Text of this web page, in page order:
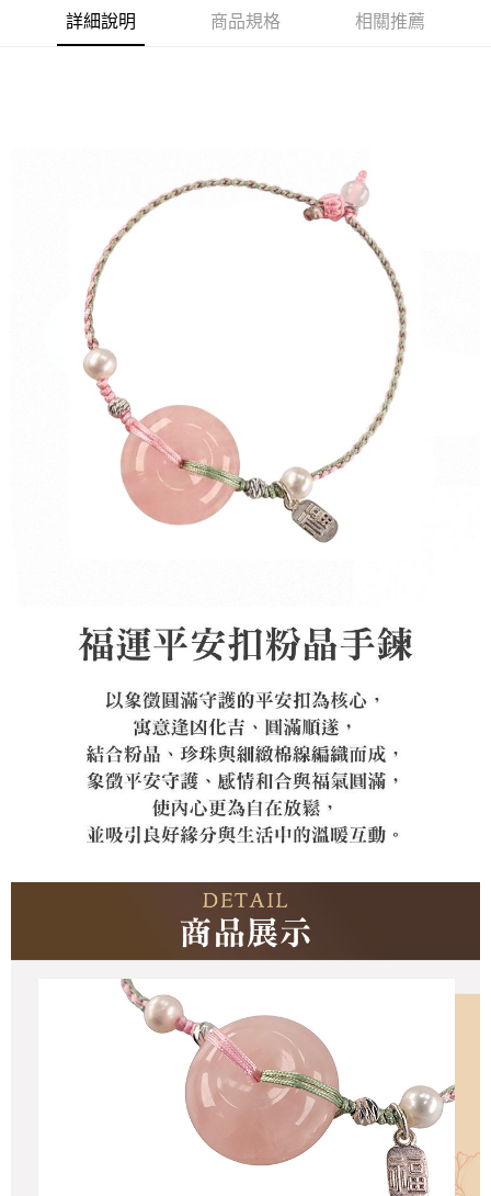
每筆NT$120，滿NT$1,500(含以上)免運費
詳細說明 商品規格 相關推薦